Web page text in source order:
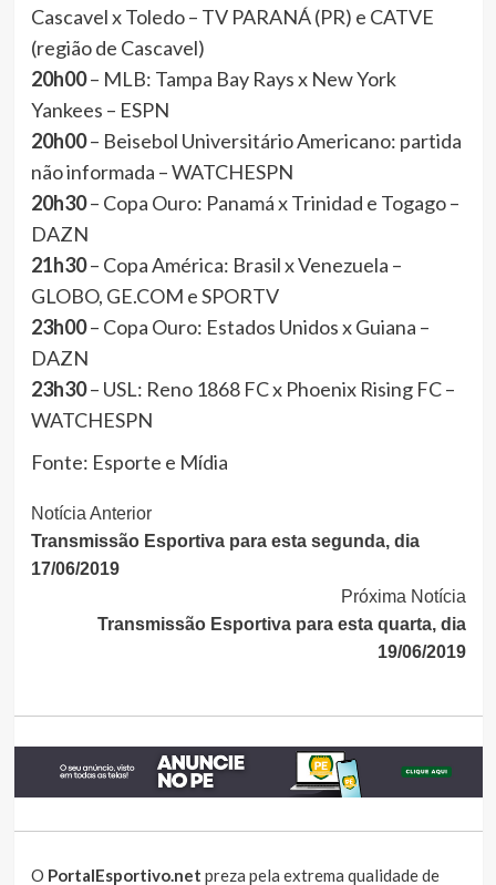
Cascavel x Toledo – TV PARANÁ (PR) e CATVE
(região de Cascavel)
20h00– MLB: Tampa Bay Rays x New York
Yankees – ESPN
20h00– Beisebol Universitário Americano: partida
não informada – WATCHESPN
20h30– Copa Ouro: Panamá x Trinidad e Togago –
DAZN
21h30– Copa América: Brasil x Venezuela –
GLOBO, GE.COM e SPORTV
23h00– Copa Ouro: Estados Unidos x Guiana –
DAZN
23h30– USL: Reno 1868 FC x Phoenix Rising FC –
WATCHESPN
Fonte: Esporte e Mídia
Continue
Lendo
Notícia Anterior
Transmissão Esportiva para esta segunda, dia
17/06/2019
Próxima Notícia
Transmissão Esportiva para esta quarta, dia
19/06/2019
O PortalEsportivo.net preza pela extrema qualidade de